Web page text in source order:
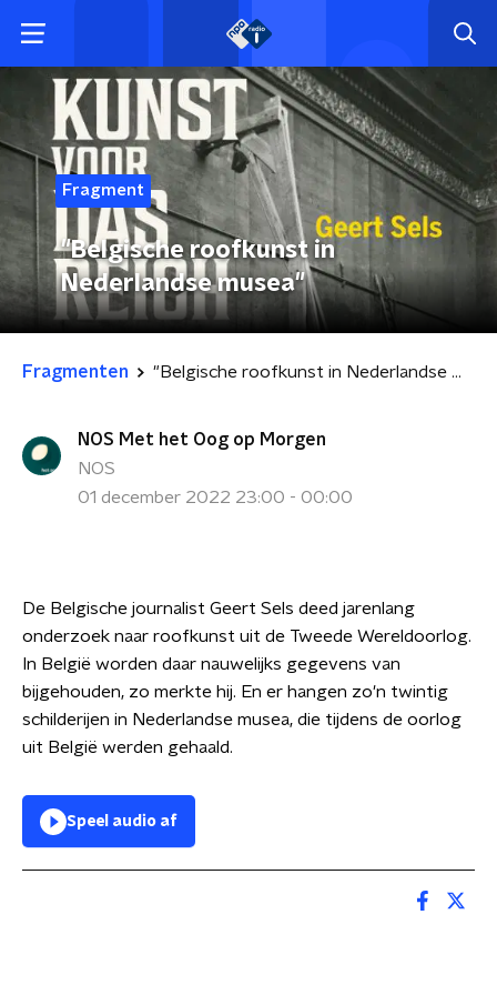
Fragment
"Belgische roofkunst in
Nederlandse musea"
Fragmenten "Belgische roofkunst in Nederlandse musea"
NOS Met het Oog op Morgen
NOS
01 december 2022 23:00 - 00:00
De Belgische journalist Geert Sels deed jarenlang
onderzoek naar roofkunst uit de Tweede Wereldoorlog.
In België worden daar nauwelijks gegevens van
bijgehouden, zo merkte hij. En er hangen zo'n twintig
schilderijen in Nederlandse musea, die tijdens de oorlog
uit België werden gehaald.
Speel audio af